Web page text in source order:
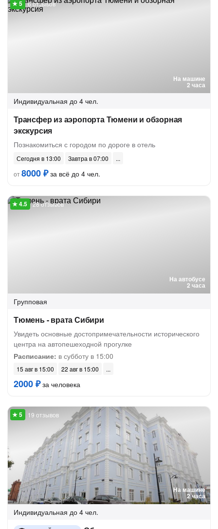
На машине
2 часа
6 отзывов
Индивидуальная до 4 чел.
Трансфер из аэропорта Тюмени и обзорная
экскурсия
Познакомиться с городом по дороге в отель
Сегодня в 13:00
Завтра в 07:00
от8000 ₽за всё до 4 чел.
На автобусе
2 часа
28 отзывов
Групповая
Тюмень - врата Сибири
Увидеть основные достопримечательности исторического
центра на автопешеходной прогулке
Расписание: в субботу в 15:00
15 авг в 15:00 22 авг в 15:00
2000 ₽за человека
На машине
2 часа
19 отзывов
Индивидуальная до 4 чел.